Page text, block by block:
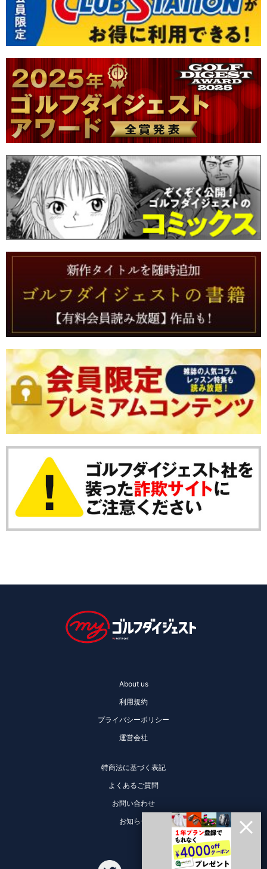
About us
利用規約
プライバシーポリシー
運営会社
特商法に基づく表記
よくあるご質問
お問い合わせ
お知らせ